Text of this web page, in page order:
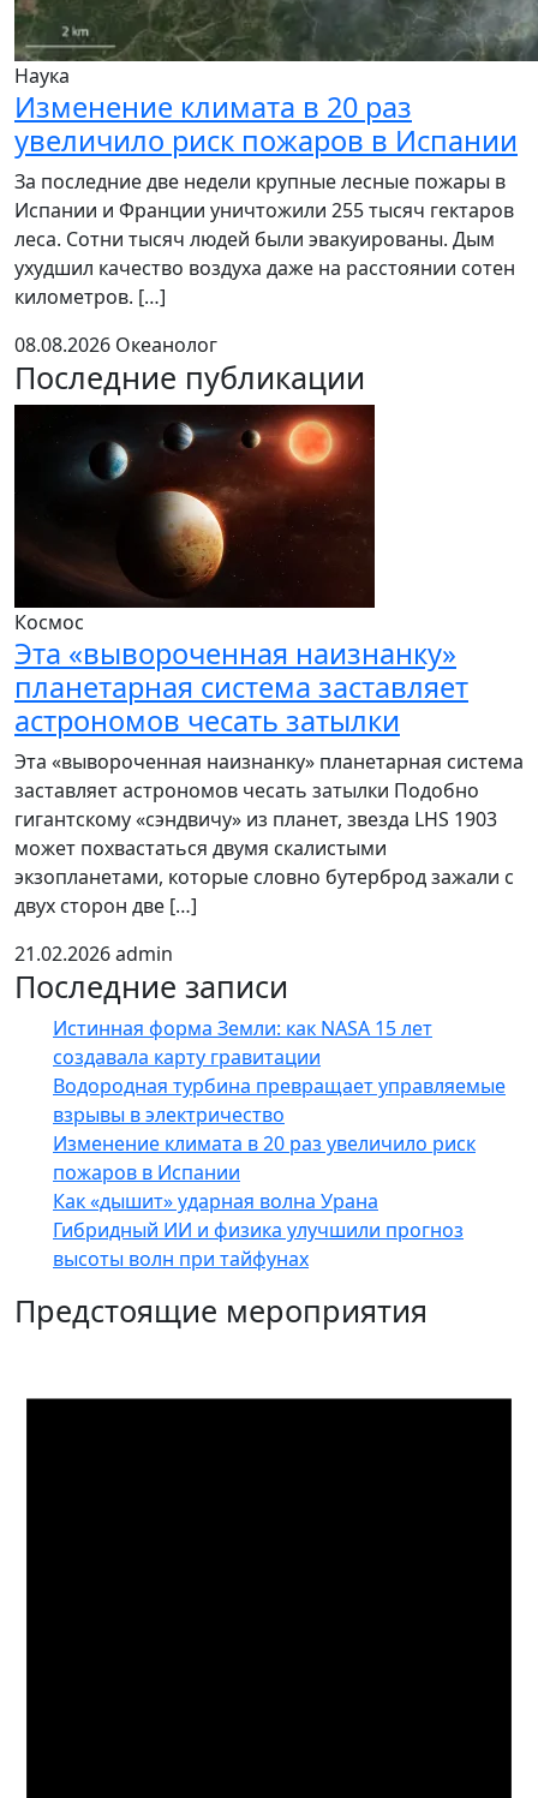
Наука
Изменение климата в 20 раз
увеличило риск пожаров в Испании
За последние две недели крупные лесные пожары в
Испании и Франции уничтожили 255 тысяч гектаров
леса. Сотни тысяч людей были эвакуированы. Дым
ухудшил качество воздуха даже на расстоянии сотен
километров. […]
08.08.2026 Океанолог
Последние публикации
Космос
Эта «вывороченная наизнанку»
планетарная система заставляет
астрономов чесать затылки
Эта «вывороченная наизнанку» планетарная система
заставляет астрономов чесать затылки Подобно
гигантскому «сэндвичу» из планет, звезда LHS 1903
может похвастаться двумя скалистыми
экзопланетами, которые словно бутерброд зажали с
двух сторон две […]
21.02.2026admin
Последние записи
Истинная форма Земли: как NASA 15 лет
создавала карту гравитации
Водородная турбина превращает управляемые
взрывы в электричество
Изменение климата в 20 раз увеличило риск
пожаров в Испании
Как «дышит» ударная волна Урана
Гибридный ИИ и физика улучшили прогноз
высоты волн при тайфунах
Предстоящие мероприятия